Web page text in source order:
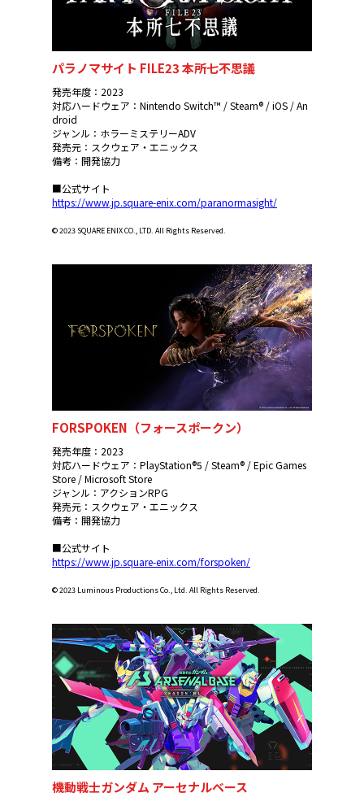
パラノマサイト FILE23 本所七不思議
発売年度：2023
対応ハードウェア：Nintendo Switch™ / Steam® / iOS / An
droid
ジャンル：ホラーミステリーADV
発売元：スクウェア・エニックス
備考：開発協力
■公式サイト
https://www.jp.square-enix.com/paranormasight/
© 2023 SQUARE ENIX CO., LTD. All Rights Reserved.
FORSPOKEN（フォースポークン）
発売年度：2023
対応ハードウェア：PlayStation®5 / Steam® / Epic Games
Store / Microsoft Store
ジャンル：アクションRPG
発売元：スクウェア・エニックス
備考：開発協力
■公式サイト
https://www.jp.square-enix.com/forspoken/
© 2023 Luminous Productions Co., Ltd. All Rights Reserved.
機動戦士ガンダム アーセナルベース